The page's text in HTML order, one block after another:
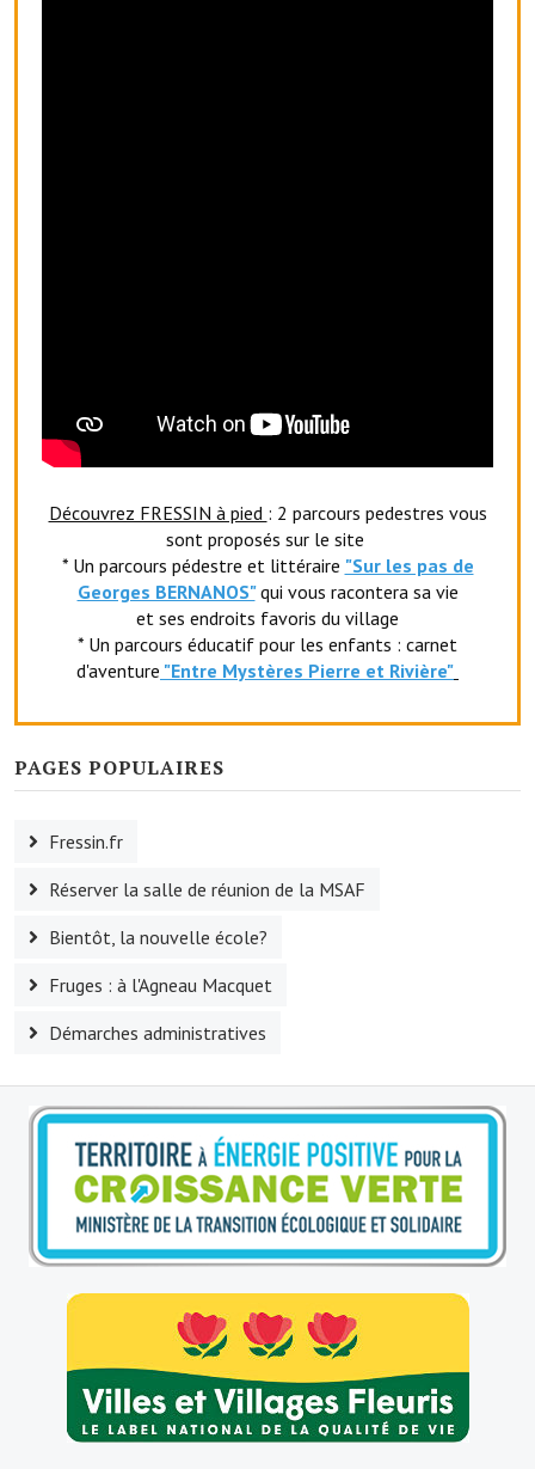
Le foyer rural
Le comité des fêtes
L'association Avotra-France
Le foyer de la Planquette
L'association des anciens combattants
L'association des anciens sapeurs-pompiers volontaires
Village sportif
Le calendrier annuel
Liste et coordonnées des associations
TOURISME, PATRIMOINE
Fressin, ville d'histoire
Les panneaux du patrimoine
Le château
Découvrez FRESSIN à pied : 2 parcours pedestres vous
sont proposés sur le site
* Un parcours pédestre et littéraire "Sur les pas de
Georges BERNANOS" qui vous racontera sa vie
et ses endroits favoris du village
* Un parcours éducatif pour les enfants : carnet
d'aventure "Entre Mystères Pierre et Rivière"
PAGES POPULAIRES
Fressin.fr
Réserver la salle de réunion de la MSAF
Bientôt, la nouvelle école?
Fruges : à l'Agneau Macquet
Démarches administratives